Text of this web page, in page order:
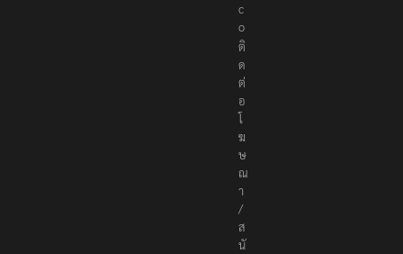
c
o
ติ
ด
ต่
อ
โ
ฆ
ษ
ณ
า
/
ส
นั